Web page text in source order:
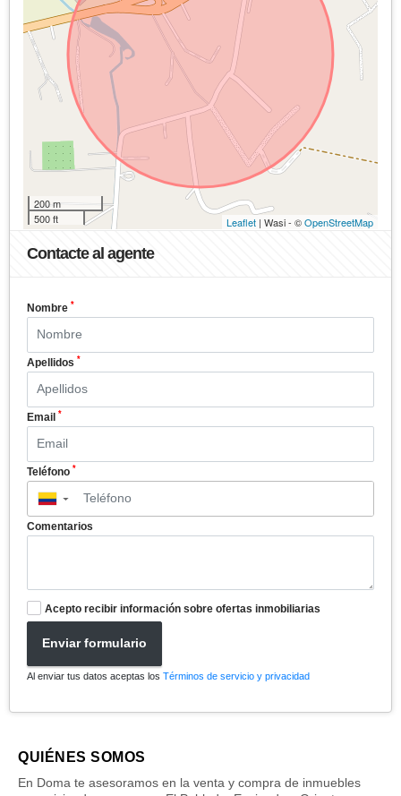
200 m
500 ft
Leaflet | Wasi - ©OpenStreetMap
Contacte al agente
Nombre *
Apellidos *
Email *
Teléfono *
▼
Comentarios
Acepto recibir información sobre ofertas inmobiliarias
Enviar formulario
Al enviar tus datos aceptas los Términos de servicio y privacidad
QUIÉNES SOMOS
En Doma te asesoramos en la venta y compra de inmuebles